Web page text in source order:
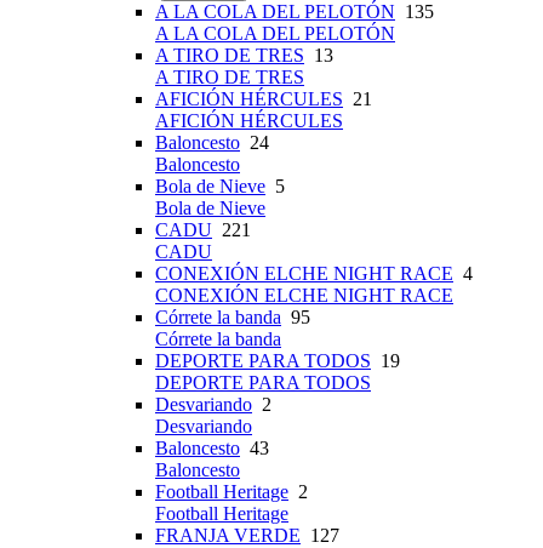
A LA COLA DEL PELOTÓN 135
A LA COLA DEL PELOTÓN
A TIRO DE TRES 13
A TIRO DE TRES
AFICIÓN HÉRCULES 21
AFICIÓN HÉRCULES
Baloncesto 24
Baloncesto
Bola de Nieve 5
Bola de Nieve
CADU 221
CADU
CONEXIÓN ELCHE NIGHT RACE 4
CONEXIÓN ELCHE NIGHT RACE
Córrete la banda 95
Córrete la banda
DEPORTE PARA TODOS 19
DEPORTE PARA TODOS
Desvariando 2
Desvariando
Baloncesto 43
Baloncesto
Football Heritage 2
Football Heritage
FRANJA VERDE 127